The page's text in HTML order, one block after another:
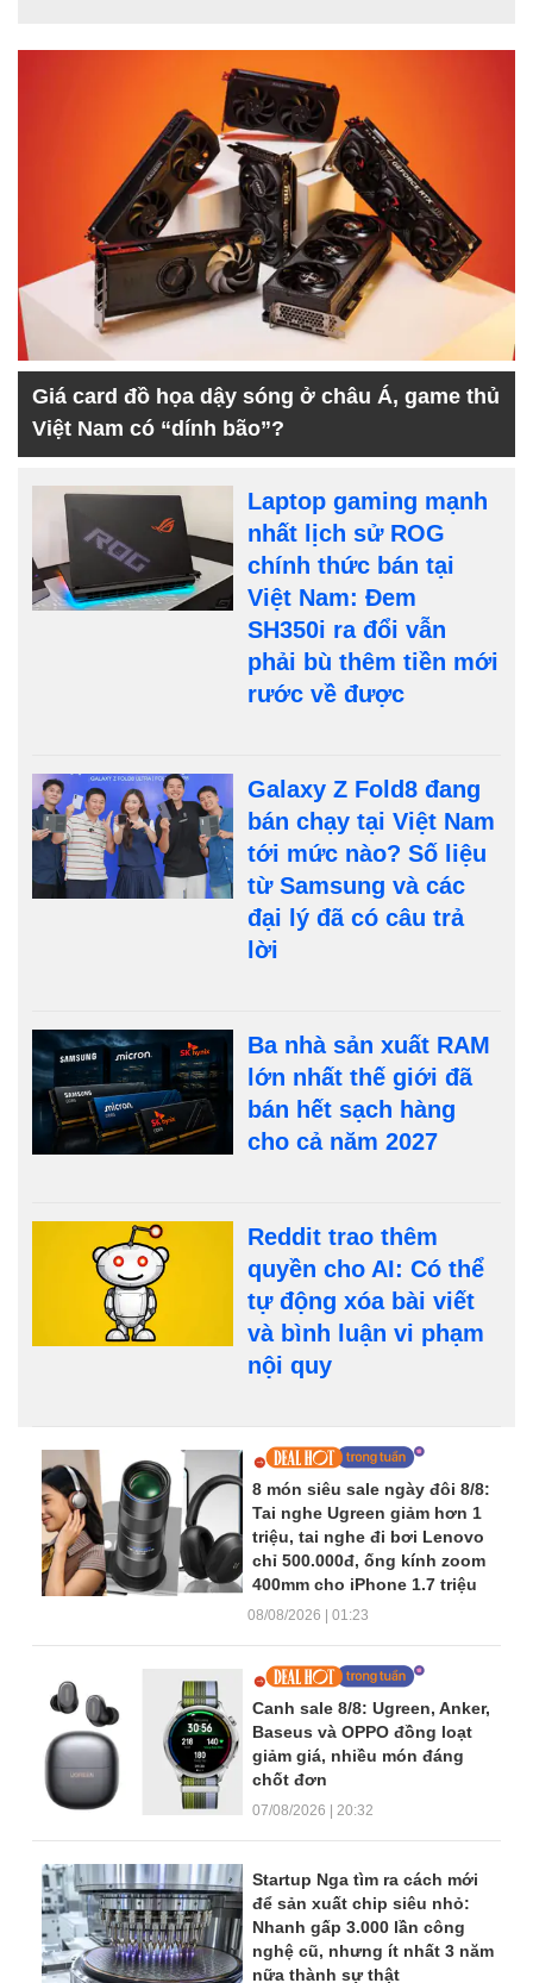
Giá card đồ họa dậy sóng ở châu Á, game thủ
Việt Nam có “dính bão”?
Laptop gaming mạnh
nhất lịch sử ROG
chính thức bán tại
Việt Nam: Đem
SH350i ra đổi vẫn
phải bù thêm tiền mới
rước về được
Galaxy Z Fold8 đang
bán chạy tại Việt Nam
tới mức nào? Số liệu
từ Samsung và các
đại lý đã có câu trả
lời
Ba nhà sản xuất RAM
lớn nhất thế giới đã
bán hết sạch hàng
cho cả năm 2027
Reddit trao thêm
quyền cho AI: Có thể
tự động xóa bài viết
và bình luận vi phạm
nội quy
Dòng tin trang chủ
8 món siêu sale ngày đôi 8/8:
Tai nghe Ugreen giảm hơn 1
triệu, tai nghe đi bơi Lenovo
chỉ 500.000đ, ống kính zoom
400mm cho iPhone 1.7 triệu
08/08/2026 | 01:23
Canh sale 8/8: Ugreen, Anker,
Baseus và OPPO đồng loạt
giảm giá, nhiều món đáng
chốt đơn
07/08/2026 | 20:32
Startup Nga tìm ra cách mới
để sản xuất chip siêu nhỏ:
Nhanh gấp 3.000 lần công
nghệ cũ, nhưng ít nhất 3 năm
nữa thành sự thật